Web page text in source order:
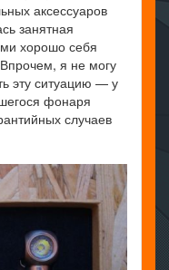
аксессуаров
занятная
хорошо себя
я не могу
эту ситуацию — у
фонаря
случаев